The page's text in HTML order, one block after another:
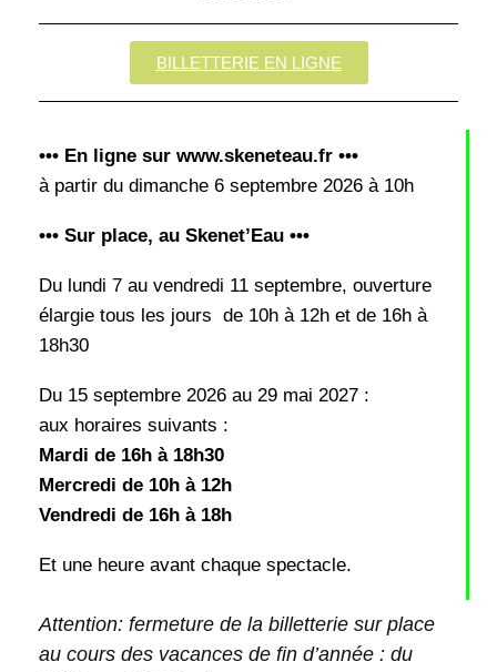
BILLETTERIE EN LIGNE
••• En ligne sur www.skeneteau.fr •••
à partir du dimanche 6 septembre 2026 à 10h
••• Sur place, au Skenet’Eau •••
Du lundi 7 au vendredi 11 septembre, ouverture
élargie tous les jours de 10h à 12h et de 16h à
18h30
Du 15 septembre 2026 au 29 mai 2027 :
aux horaires suivants :
Mardi de 16h à 18h30
Mercredi de 10h à 12h
Vendredi de 16h à 18h
Et une heure avant chaque spectacle.
Attention: fermeture de la billetterie sur place
au cours des vacances de fin d’année : du